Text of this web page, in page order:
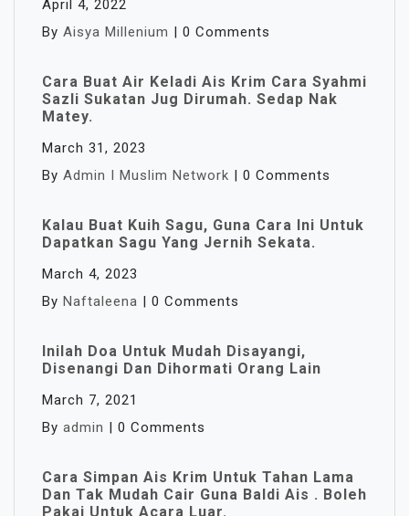
April 4, 2022
By Aisya Millenium 0 Comments
Cara Buat Air Keladi Ais Krim Cara Syahmi
Sazli Sukatan Jug Dirumah. Sedap Nak
Matey.
March 31, 2023
By Admin I Muslim Network 0 Comments
Kalau Buat Kuih Sagu, Guna Cara Ini Untuk
Dapatkan Sagu Yang Jernih Sekata.
March 4, 2023
By Naftaleena 0 Comments
Inilah Doa Untuk Mudah Disayangi,
Disenangi Dan Dihormati Orang Lain
March 7, 2021
By admin 0 Comments
Cara Simpan Ais Krim Untuk Tahan Lama
Dan Tak Mudah Cair Guna Baldi Ais . Boleh
Pakai Untuk Acara Luar.